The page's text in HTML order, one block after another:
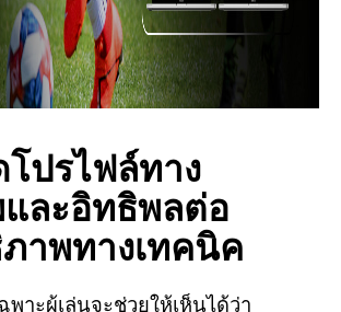
โปรไฟล์ทาง
ละอิทธิพลต่อ
าพทางเทคนิค
พาะผู้เล่นจะช่วยให้เห็นได้ว่า